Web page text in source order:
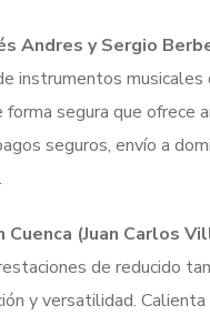
Andres y Sergio
instrumentos musicales
forma segura que ofrece
seguros, envío a
Cuenca (Juan Carlos
de reducido
y versatilidad.